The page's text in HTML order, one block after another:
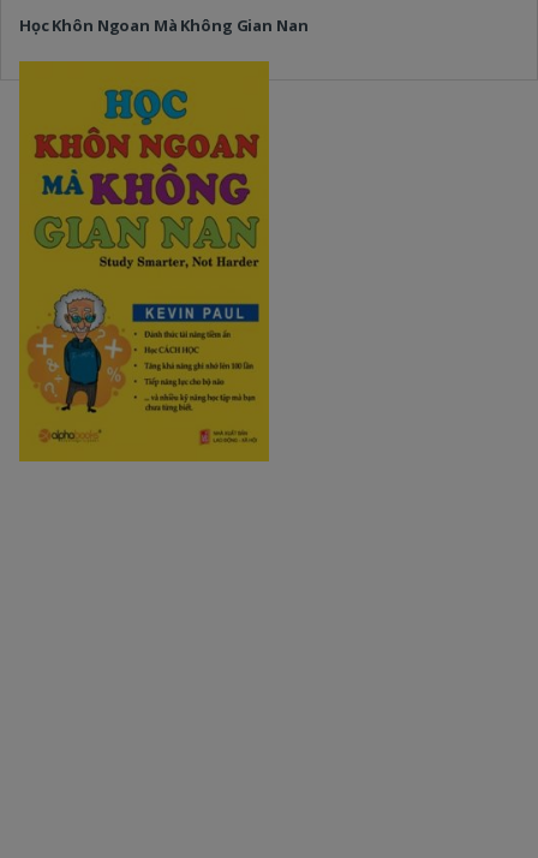
Học Khôn Ngoan Mà Không Gian Nan